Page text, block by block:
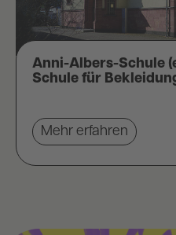
Anni-Albers-Schule
Schule für
Mehr erfahren